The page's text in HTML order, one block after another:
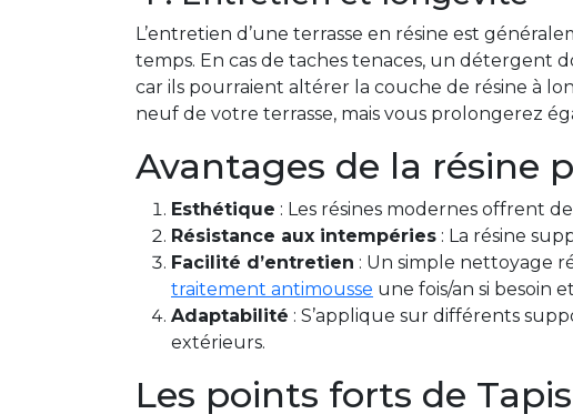
L’entretien d’une terrasse en résine est
temps. En cas de taches tenaces, un détergent
car ils pourraient altérer la couche de résine à
neuf de votre terrasse, mais vous prolongerez
Avantages de la résine
Esthétique : Les résines modernes offrent
Résistance aux intempéries : La résine
Facilité d’entretien : Un simple nettoyage
traitement antimousse une fois/an si besoin
Adaptabilité : S’applique sur différents
extérieurs.
Les points forts de